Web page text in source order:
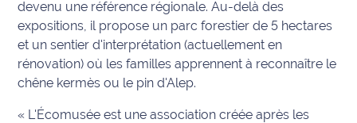
Social
Transport
devenu une référence régionale. Au-delà des
expositions, il propose un parc forestier de 5 hectares
et un sentier d'interprétation (actuellement en
rénovation) où les familles apprennent à reconnaître le
chêne kermès ou le pin d'Alep.
« L'Écomusée est une association créée après les